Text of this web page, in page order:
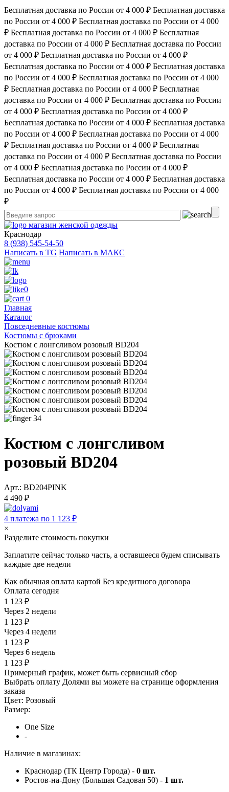
Бесплатная доставка по России от 4 000 ₽ Бесплатная доставка
по России от 4 000 ₽ Бесплатная доставка по России от 4 000
₽ Бесплатная доставка по России от 4 000 ₽ Бесплатная
доставка по России от 4 000 ₽ Бесплатная доставка по России
от 4 000 ₽ Бесплатная доставка по России от 4 000 ₽
Бесплатная доставка по России от 4 000 ₽ Бесплатная доставка
по России от 4 000 ₽ Бесплатная доставка по России от 4 000
₽ Бесплатная доставка по России от 4 000 ₽ Бесплатная
доставка по России от 4 000 ₽ Бесплатная доставка по России
от 4 000 ₽ Бесплатная доставка по России от 4 000 ₽
Бесплатная доставка по России от 4 000 ₽ Бесплатная доставка
по России от 4 000 ₽ Бесплатная доставка по России от 4 000
₽ Бесплатная доставка по России от 4 000 ₽ Бесплатная
доставка по России от 4 000 ₽ Бесплатная доставка по России
от 4 000 ₽ Бесплатная доставка по России от 4 000 ₽
Бесплатная доставка по России от 4 000 ₽ Бесплатная доставка
по России от 4 000 ₽ Бесплатная доставка по России от 4 000
₽
магазин женской одежды
Краснодар
8 (938) 545-54-50
Написать в TG Написать в МАКС
0
0
Главная
Каталог
Повседневные костюмы
Костюмы с брюками
Костюм с лонгсливом розовый BD204
34
Костюм с лонгсливом
розовый BD204
Арт.: BD204PINK
4 490 ₽
4 платежа по 1 123 ₽
×
Разделите стоимость покупки
Заплатите сейчас только часть, а оставшееся будем списывать
каждые две недели
Как обычная оплата картой Без кредитного договора
Оплата сегодня
1 123 ₽
Через 2 недели
1 123 ₽
Через 4 недели
1 123 ₽
Через 6 недель
1 123 ₽
Примерный график, может быть сервисный сбор
Выбрать оплату Долями вы можете на странице оформления
заказа
Цвет: Розовый
Размер:
One Size
-
Наличие в магазинах:
Краснодар (ТК Центр Города) - 0 шт.
Ростов-на-Дону (Большая Садовая 50) - 1 шт.